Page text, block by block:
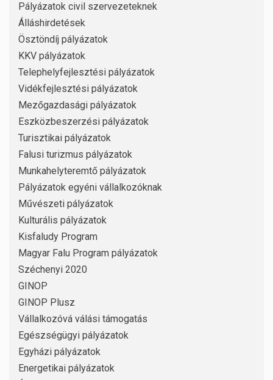
Pályázatok civil szervezeteknek
Álláshirdetések
Ösztöndíj pályázatok
KKV pályázatok
Telephelyfejlesztési pályázatok
Vidékfejlesztési pályázatok
Mezőgazdasági pályázatok
Eszközbeszerzési pályázatok
Turisztikai pályázatok
Falusi turizmus pályázatok
Munkahelyteremtő pályázatok
Pályázatok egyéni vállalkozóknak
Művészeti pályázatok
Kulturális pályázatok
Kisfaludy Program
Magyar Falu Program pályázatok
Széchenyi 2020
GINOP
GINOP Plusz
Vállalkozóvá válási támogatás
Egészségügyi pályázatok
Egyházi pályázatok
Energetikai pályázatok